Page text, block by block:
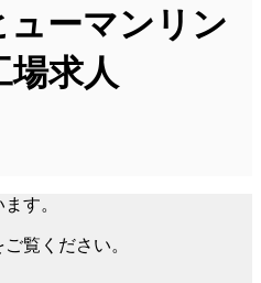
ューマンリン
場求人
す。
覧ください。